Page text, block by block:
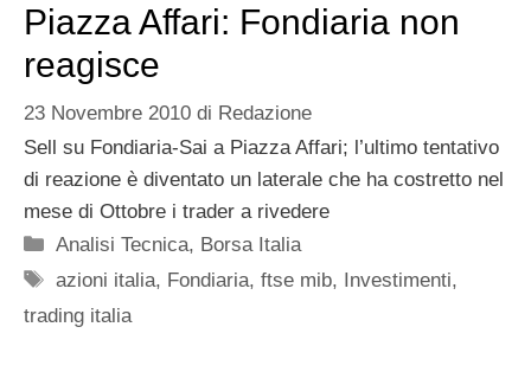
Piazza Affari: Fondiaria non
reagisce
23 Novembre 2010 di Redazione
Sell su Fondiaria-Sai a Piazza Affari; l’ultimo tentativo
di reazione è diventato un laterale che ha costretto nel
mese di Ottobre i trader a rivedere
Categorie
Analisi Tecnica, Borsa Italia
Tag
azioni italia, Fondiaria,ftse mib, Investimenti,
trading italia